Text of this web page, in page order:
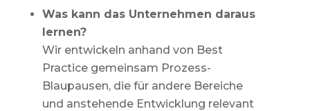
Was kann das Unternehmen daraus
lernen?
Wir entwickeln anhand von Best
Practice gemeinsam Prozess-
Blaupausen, die für andere Bereiche
und anstehende Entwicklung relevant